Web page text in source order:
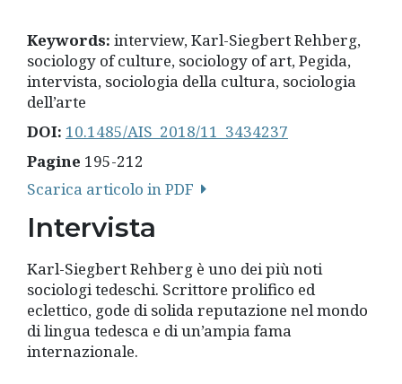
Keywords: interview, Karl-Siegbert Rehberg,
sociology of culture, sociology of art, Pegida,
intervista, sociologia della cultura, sociologia
dell’arte
DOI: 10.1485/AIS_2018/11_3434237
Pagine 195-212
Scarica articolo in PDF
Intervista
Karl-Siegbert Rehberg è uno dei più noti
sociologi tedeschi. Scrittore prolifico ed
eclettico, gode di solida reputazione nel mondo
di lingua tedesca e di un’ampia fama
internazionale.